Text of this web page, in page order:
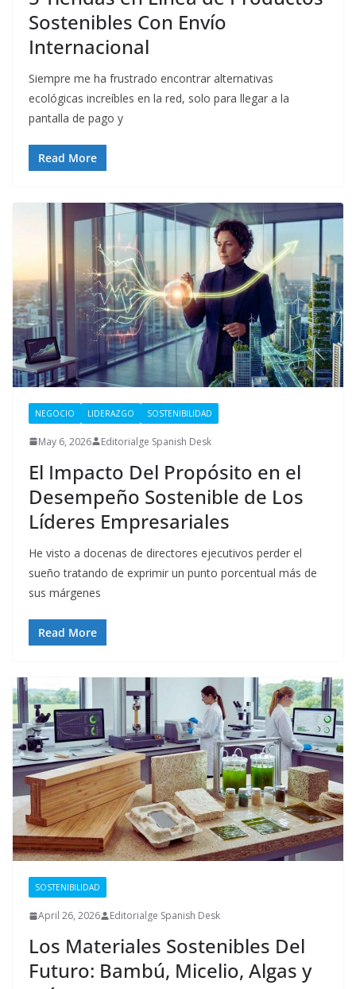
Sostenibles Con Envío
Internacional
Siempre me ha frustrado encontrar alternativas
ecológicas increíbles en la red, solo para llegar a la
pantalla de pago y
Read More
NEGOCIO LIDERAZGO SOSTENIBILIDAD
May 6, 2026 Editorialge Spanish Desk
El Impacto Del Propósito en el
Desempeño Sostenible de Los
Líderes Empresariales
He visto a docenas de directores ejecutivos perder el
sueño tratando de exprimir un punto porcentual más de
sus márgenes
Read More
SOSTENIBILIDAD
April 26, 2026 Editorialge Spanish Desk
Los Materiales Sostenibles Del
Futuro: Bambú, Micelio, Algas y